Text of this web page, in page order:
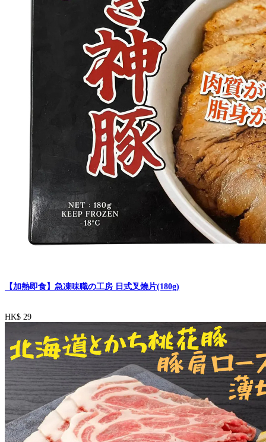
【加熱即食】急凍味職の工房 日式叉燒片(180g)
HK$ 29